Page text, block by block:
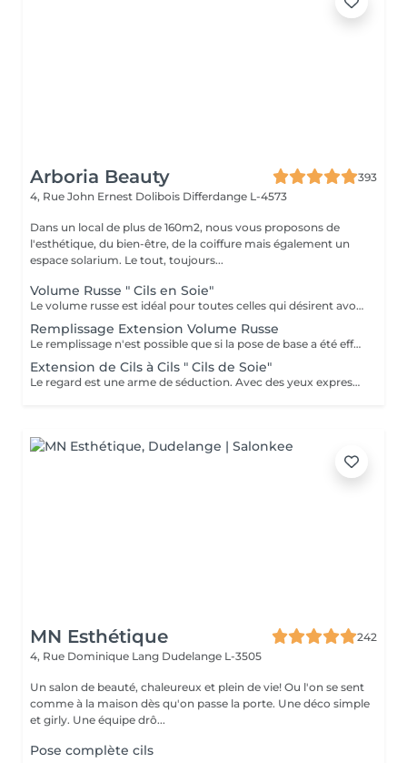
Arboria Beauty
393
4, Rue John Ernest Dolibois Differdange L-4573
Dans un local de plus de 160m2, nous vous proposons de
l'esthétique, du bien-être, de la coiffure mais également un
espace solarium. Le tout, toujours...
Volume Russe " Cils en Soie"
Le volume russe est idéal pour toutes celles qui désirent avoir un regard dessiné et des cils volumineux. De plus, pour celles qui utilisent du mascara quotidiennement, cette pose d'extensions leur fera gagner beaucoup de temps le matin au réveil avec un regard ouvert dès les premières heures. Sur le long terme, les extensions de cils ajoutées à l'utilisation des produits permettant de nourrir et de prendre soin des cils contribueront ensemble à préserver et rendre les cils naturels encore plus beaux et plus forts. L'autre avantage de la technique du volume russe c'est qu'elle permet d'éviter l'effet « yeux de panda » causé par l'écoulement du mascara dans diverses situations : temps humide, yeux larmoyants, visage transpirant, piscine, sauna
Remplissage Extension Volume Russe
Le remplissage n'est possible que si la pose de base a été effectué dans notre institut Lors de votre 1ere pose, un protocole d'entretien de vos cils vous a été proposé et expliqué. Si l'état de vos cils ne rend pas possible le remplissage dû au non respect de notre protocole, nous nous réservons le droit de ne pas effectuer le remplissage et de vous proposer une nouvelle pose complète. Cela dans le but d'assurer notre qualité de résultat.
Extension de Cils à Cils " Cils de Soie"
Le regard est une arme de séduction. Avec des yeux expressifs, quelques minutes suffisent à séduire, fasciner, envouter celui ou celle qui les croise. L'extension de cils est la toute dernière tendance beauté pour mettre votre regard en valeur. Cette méthode est la solution qui permet d'intensifier et de rendre les yeux plus attractifs, en allongeant, courbant et volumisant votre frange naturelle. Fini l'application contraignante de mascara au quotidien ou des franges de faux cils pour avoir un regard captivant ! Cette prestation consiste à coller des cils en soie sur les cils naturels, afin d'augmenter le volume et la longueur des cils. Sans contact avec l'épiderme et totalement indolore, les extensions de cils restent collées sur le cil naturel, jusqu'à ce que celui-ci tombe quand il est en fin de cycle de vie. Nous vous conseillerons au mieux pour le succès de la pose en fonction de vos propres cils et du résultat souhaité, sophistiqué ou naturel. Un bon entretien à la maison garantit également une meilleure tenue des extensions !
MN Esthétique
242
4, Rue Dominique Lang Dudelange L-3505
Un salon de beauté, chaleureux et plein de vie! Ou l'on se sent
comme à la maison dès qu'on passe la porte. Une déco simple
et girly. Une équipe drô...
Pose complète cils